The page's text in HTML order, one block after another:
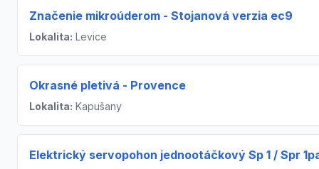
Značenie mikroúderom - Stojanová verzia ec9
Lokalita: Levice
Okrasné pletivá - Provence
Lokalita: Kapušany
Elektrický servopohon jednootáčkový Sp 1 / Spr